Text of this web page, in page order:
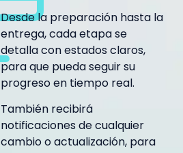
Desde la preparación hasta la
entrega, cada etapa se
detalla con estados claros,
para que pueda seguir su
progreso en tiempo real.
También recibirá
notificaciones de cualquier
cambio o actualización, para